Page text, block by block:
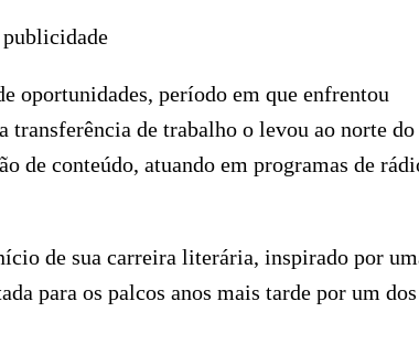
oportunidades, período em que enfrentou
de trabalho o levou ao norte do
de conteúdo, atuando em programas de
de sua carreira literária, inspirado por
para os palcos anos mais tarde por um dos